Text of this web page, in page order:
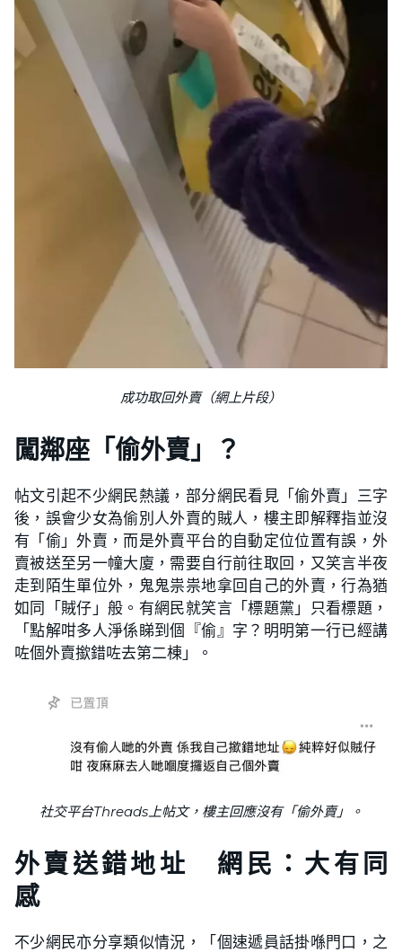
成功取回外賣（網上片段）
闖鄰座「偷外賣」？
帖文引起不少網民熱議，部分網民看見「偷外賣」三字
後，誤會少女為偷別人外賣的賊人，樓主即解釋指並沒
有「偷」外賣，而是外賣平台的自動定位位置有誤，外
賣被送至另一幢大廈，需要自行前往取回，又笑言半夜
走到陌生單位外，鬼鬼祟祟地拿回自己的外賣，行為猶
如同「賊仔」般。有網民就笑言「標題黨」只看標題，
「點解咁多人淨係睇到個『偷』字？明明第一行已經講
咗個外賣撳錯咗去第二棟」。
社交平台Threads上帖文， 樓主回應沒有「偷外賣」。
外賣送錯地址 網民：大有同
感
不少網民亦分享類似情況，「個速遞員話掛喺門口，之